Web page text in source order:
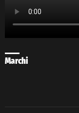
Marchi